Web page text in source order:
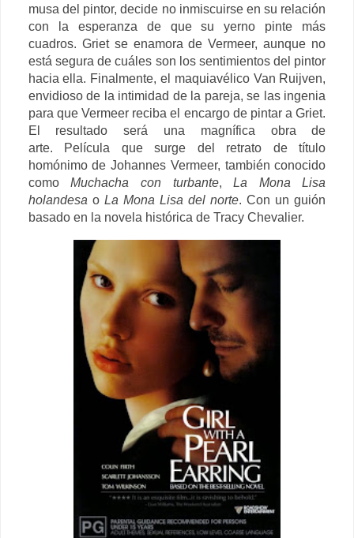
musa del pintor, decide no inmiscuirse en su relación
con la esperanza de que su yerno pinte más
cuadros. Griet se enamora de Vermeer, aunque no
está segura de cuáles son los sentimientos del pintor
hacia ella. Finalmente, el maquiavélico Van Ruijven,
envidioso de la intimidad de la pareja, se las ingenia
para que Vermeer reciba el encargo de pintar a Griet.
El resultado será una magnífica obra de
arte.
Película que surge del retrato de título
homónimo de Johannes Vermeer, también conocido
comoMuchacha con turbante,La Mona Lisa
holandesa o La Mona Lisa del norte. Con un guión
basado en la novela histórica de Tracy Chevalier.